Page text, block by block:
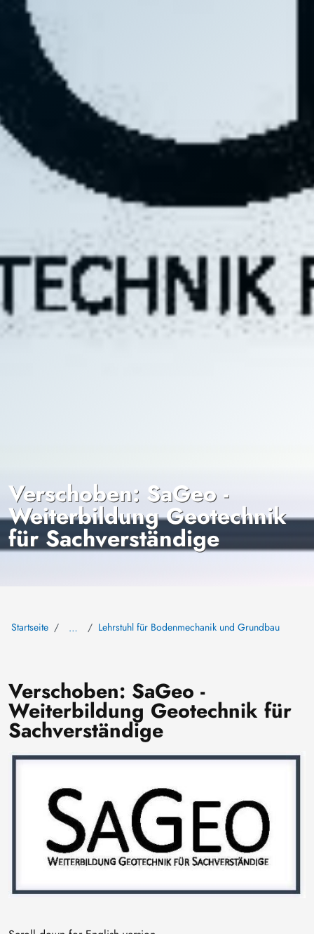
Verschoben: SaGeo -
Weiterbildung Geotechnik
für Sachverständige
Startseite … Lehrstuhl für Bodenmechanik und Grundbau
Verschoben: SaGeo -
Weiterbildung Geotechnik für
Sachverständige
Bild